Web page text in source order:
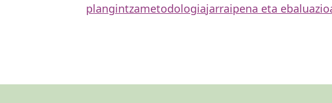
plangintzametodologiajarraipena eta